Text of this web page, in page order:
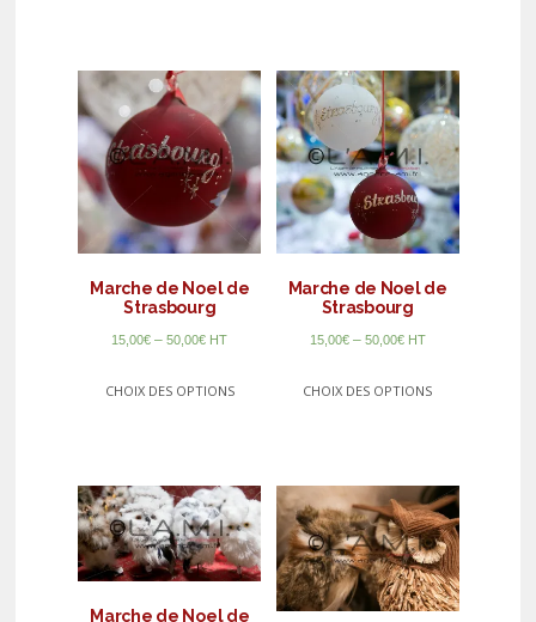
Marche de Noel de
Strasbourg
15,00€ –50,00€ HT
CHOIX DES OPTIONS
Marche de Noel de
Strasbourg
15,00€– 50,00€ HT
CHOIX DES OPTIONS
Marche de Noel de